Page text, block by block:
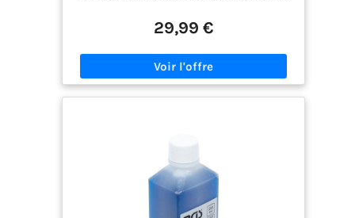
marquées, de bien agiter pour mélanger l'agent,
et vous obtiendrez vos 120 ml de spray !
l'eau, il est nécessaire de se procurer de l'alcool
pour le dissoudre. Marquage Facile sur Métaux :
Séchage Rapide de 5 Minutes : L'encre de
marquage des métaux sans cadmium sèche en
moins de 5 minutes, ou en seulement 2 minutes
avec une soufflerie d'air chaud, ce qui garantit un
29,99 €